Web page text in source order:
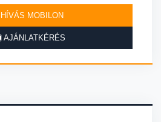
HÍVÁS MOBILON
AJÁNLATKÉRÉS